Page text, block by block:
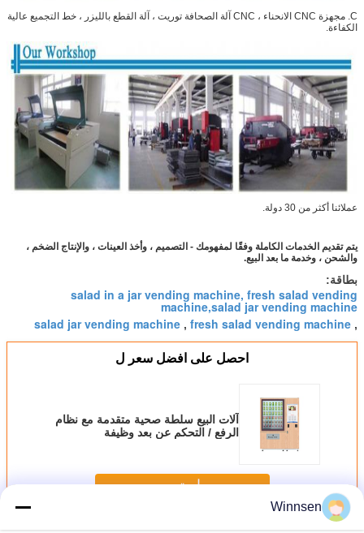
C. مجهزة CNC الانحناء ، CNC آلة الصحافة توريت ، آلة القطع بالليزر ، خط التجميع عالية
الكفاءة.
عملائنا أكثر من 30 دولة.
يتم تقديم الخدمات الكاملة وفقًا لمفهومك - التصميم ، وأخذ العينات ، والإنتاج الضخم ،
والشحن ، وخدمة ما بعد البيع.
بطاقة:
salad in a jar vending machine, fresh salad vending
machine,salad jar vending machine
,
fresh salad vending machine
,
salad jar vending machine
احصل على افضل سعر ل
آلات البيع سلطة صحية متقدمة مع نظام
الرفع / التحكم عن بعد وظيفة
استمر
Winnsen